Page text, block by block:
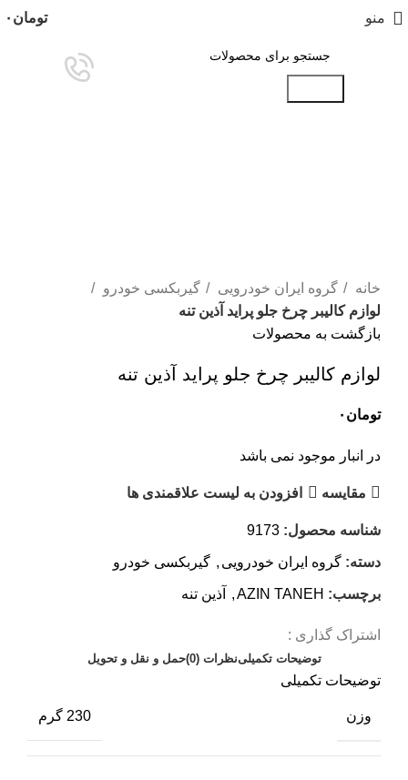
منو تومان ۰
خانه گروه ایران خودرویی
گیربکسی خودرو
لوازم کالیبر چرخ جلو پراید آذین تنه
بازگشت به محصولات
لوازم کالیبر چرخ جلو پراید آذین تنه
تومان ۰
در انبار موجود نمی باشد
مقایسه افزودن به لیست علاقمندی ها
شناسه محصول: 9173
دسته: گروه ایران خودرویی , گیربکسی خودرو
برچسب: AZIN TANEH
, آذین تنه
اشتراک گذاری :
توضیحات تکمیلینظرات (0) حمل و نقل و تحویل
توضیحات تکمیلی
وزن 230 گرم